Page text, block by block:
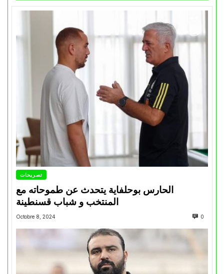
تصريحات
الحارس بوحلفاية يتحدث عن طموحاته مع
المنتخب و شباب قسنطينة
Octobre 8, 2024 0